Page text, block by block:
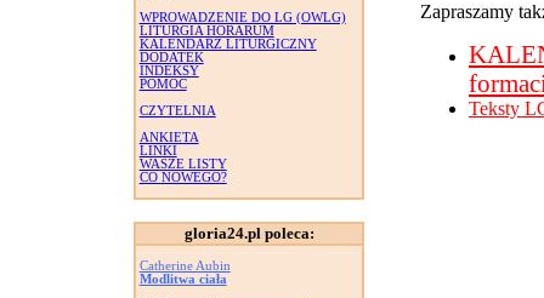
WPROWADZENIE DO LG (OWLG)
LITURGIA HORARUM
KALENDARZ LITURGICZNY
DODATEK
INDEKSY
POMOC
CZYTELNIA
ANKIETA
LINKI
WASZE LISTY
CO NOWEGO?
gloria24.pl poleca:
Catherine Aubin
Modlitwa ciała
Zapraszamy
Teksty